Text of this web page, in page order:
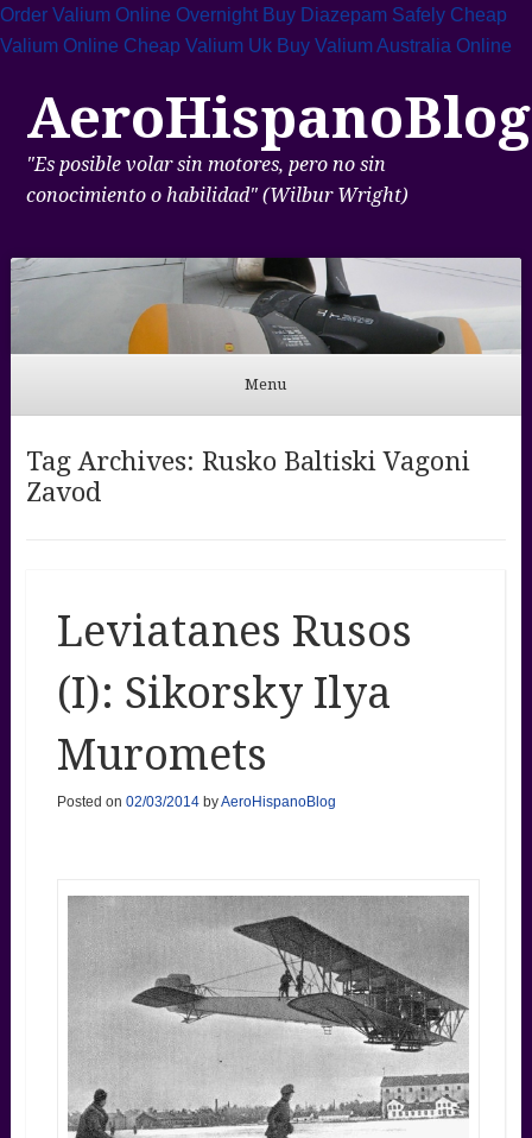
Order Valium Online Overnight Buy Diazepam Safely Cheap
Valium Online Cheap Valium Uk Buy Valium Australia Online
AeroHispanoBlog
"Es posible volar sin motores, pero no sin
conocimiento o habilidad" (Wilbur Wright)
Menu
Tag Archives: Rusko Baltiski Vagoni
Zavod
Leviatanes Rusos
(I): Sikorsky Ilya
Muromets
Posted on 02/03/2014byAeroHispanoBlog